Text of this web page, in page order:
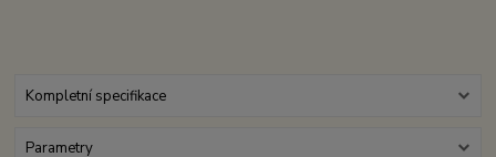
Kompletní specifikace
Parametry